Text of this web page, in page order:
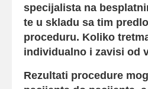
specijalista na
te u skladu sa tim
proceduru. Koliko
individualno i zavisi od
Rezultati procedure